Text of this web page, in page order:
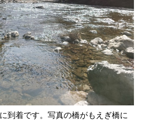
到着です。写真の橋がもえぎ橋に